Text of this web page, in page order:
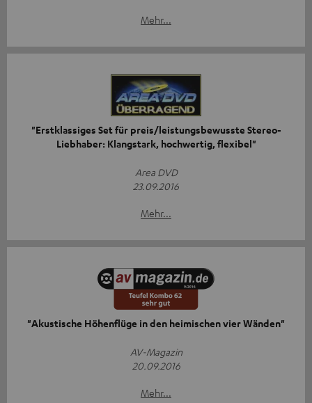
Mehr...
"Erstklassiges Set für preis/leistungsbewusste Stereo-
Liebhaber: Klangstark, hochwertig, flexibel"
Area DVD
23.09.2016
Mehr...
"Akustische Höhenflüge in den heimischen vier Wänden"
AV-Magazin
20.09.2016
Mehr...